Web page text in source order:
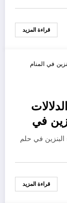
قراءة المزيد
في
في حلم
قراءة المزيد